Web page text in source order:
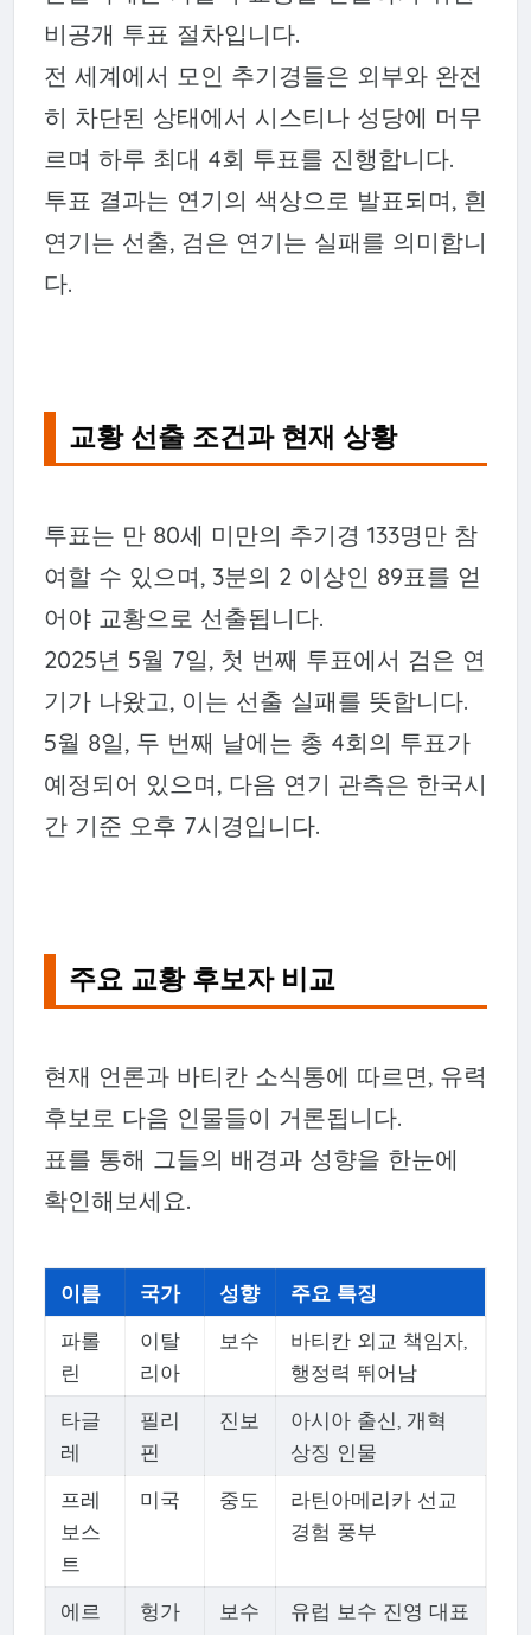
비공개 투표 절차입니다.
전 세계에서 모인 추기경들은 외부와 완전
히 차단된 상태에서 시스티나 성당에 머무
르며 하루 최대 4회 투표를 진행합니다.
투표 결과는 연기의 색상으로 발표되며, 흰
연기는 선출, 검은 연기는 실패를 의미합니
다.
교황 선출 조건과 현재 상황
투표는 만 80세 미만의 추기경 133명만 참
여할 수 있으며, 3분의 2 이상인 89표를 얻
어야 교황으로 선출됩니다.
2025년 5월 7일, 첫 번째 투표에서 검은 연
기가 나왔고, 이는 선출 실패를 뜻합니다.
5월 8일, 두 번째 날에는 총 4회의 투표가
예정되어 있으며, 다음 연기 관측은 한국시
간 기준 오후 7시경입니다.
주요 교황 후보자 비교
현재 언론과 바티칸 소식통에 따르면, 유력
후보로 다음 인물들이 거론됩니다.
표를 통해 그들의 배경과 성향을 한눈에
확인해보세요.
이름 국가 성향
주요 특징
파롤
린
이탈
리아
보수
바티칸 외교 책임자,
행정력 뛰어남
타글
레
필리
핀
진보
아시아 출신, 개혁
상징 인물
프레
보스
트
미국 중도
라틴아메리카 선교
경험 풍부
에르
헝가
보수 유럽 보수 진영 대표